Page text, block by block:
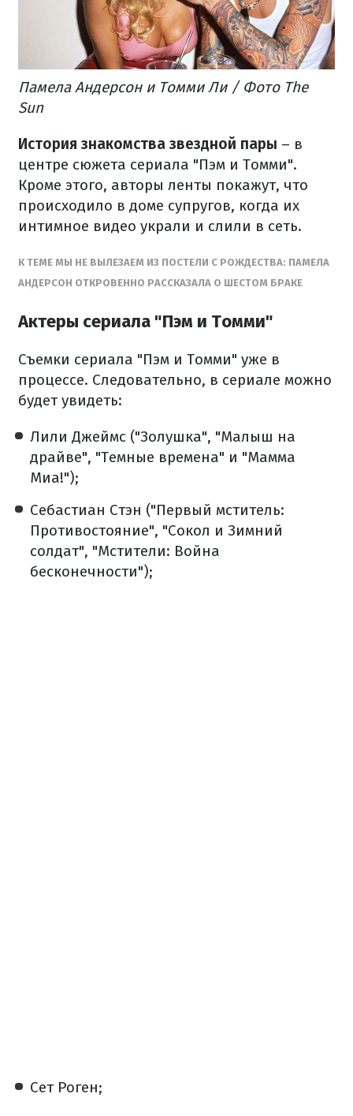
Памела Андерсон и Томми Ли / Фото The
Sun
История знакомства звездной пары – в
центре сюжета сериала "Пэм и Томми".
Кроме этого, авторы ленты покажут, что
происходило в доме супругов, когда их
интимное видео украли и слили в сеть.
​К ТЕМЕ МЫ НЕ ВЫЛЕЗАЕМ ИЗ ПОСТЕЛИ С РОЖДЕСТВА: ПАМЕЛА
АНДЕРСОН ОТКРОВЕННО РАССКАЗАЛА О ШЕСТОМ БРАКЕ
Актеры сериала "Пэм и Томми"
Съемки сериала "Пэм и Томми" уже в
процессе. Следовательно, в сериале можно
будет увидеть:
Лили Джеймс ("Золушка", "Малыш на
драйве", "Темные времена" и "Мамма
Миа!");
Себастиан Стэн ("Первый мститель:
Противостояние", "Сокол и Зимний
солдат", "Мстители: Война
бесконечности");
Сет Роген;